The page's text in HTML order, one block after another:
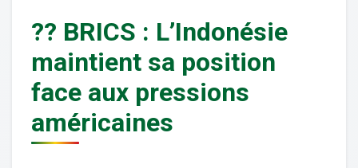
?? BRICS : L’Indonésie
maintient sa position
face aux pressions
américaines